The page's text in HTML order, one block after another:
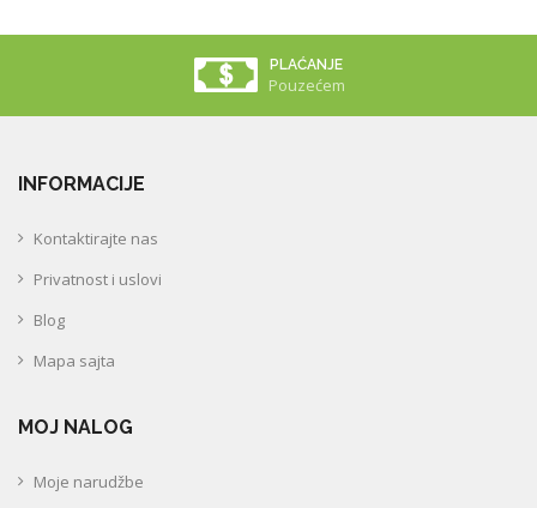
PLAĆANJE
Pouzećem
INFORMACIJE
Kontaktirajte nas
Privatnost i uslovi
Blog
Mapa sajta
MOJ NALOG
Moje narudžbe